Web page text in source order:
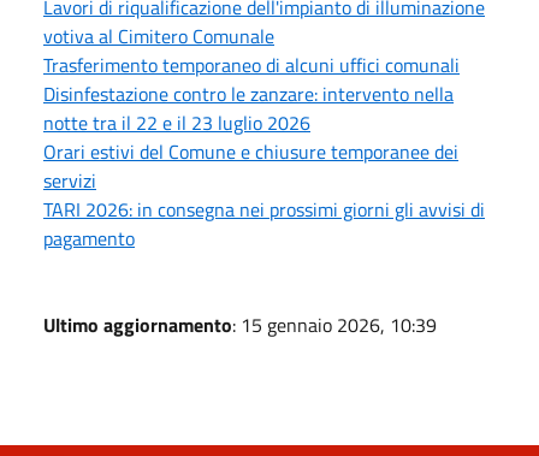
Lavori di riqualificazione dell'impianto di illuminazione
votiva al Cimitero Comunale
Trasferimento temporaneo di alcuni uffici comunali
Disinfestazione contro le zanzare: intervento nella
notte tra il 22 e il 23 luglio 2026
Orari estivi del Comune e chiusure temporanee dei
servizi
TARI 2026: in consegna nei prossimi giorni gli avvisi di
pagamento
Ultimo aggiornamento: 15 gennaio 2026, 10:39